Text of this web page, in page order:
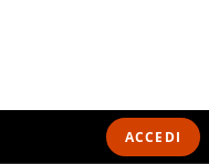
ACCEDI